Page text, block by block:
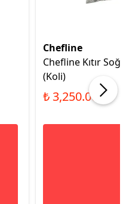
Chefline
Chefline Kıtır
(Koli)
₺ 3,250.00